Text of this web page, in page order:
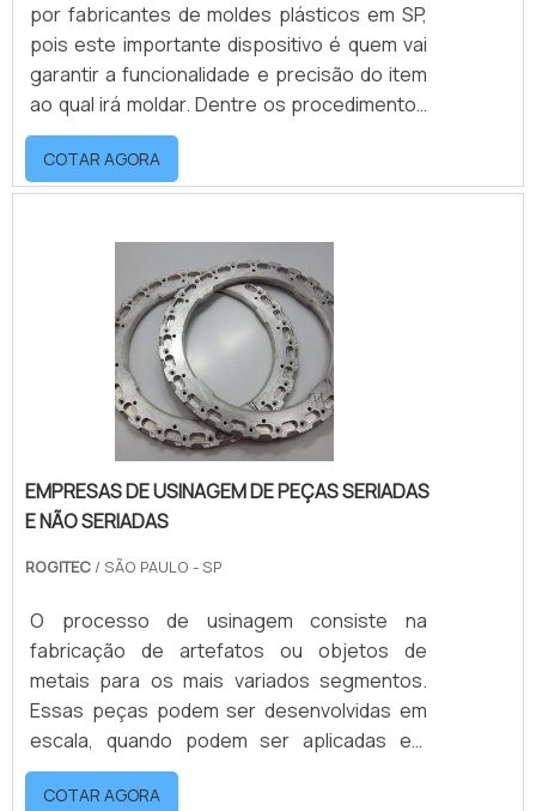
por fabricantes de moldes plásticos em SP,
pois este importante dispositivo é quem vai
garantir a funcionalidade e precisão do item
ao qual irá moldar. Dentre os procedimentos
necessários para a criação de um molde
convencional ou complexo, a fábrica moldes
plástico precisa ser capaz de suprir
garantir um engenheiro qualificado para a
criação dos projetos de moldes.As
fabricantes de moldes plásticos são
responsáveis .
COTAR AGORA
EMPRESAS DE USINAGEM DE PEÇAS SERIADAS
E NÃO SERIADAS
ROGITEC / SÃO PAULO - SP
O processo de usinagem consiste na
fabricação de artefatos ou objetos de
metais para os mais variados segmentos.
Essas peças podem ser desenvolvidas em
escala, quando podem ser aplicadas em
equipamentos e máquinas diferentes, ou
podem ser fabricadas para situações
COTAR AGORA